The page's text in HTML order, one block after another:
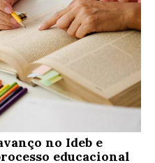
no Ideb e
educacional